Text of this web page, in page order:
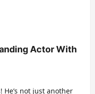
Actor With
He’s not just another